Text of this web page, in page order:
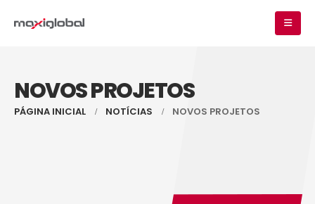
NOVOS PROJETOS
PÁGINA INICIAL NOTÍCIAS NOVOS PROJETOS